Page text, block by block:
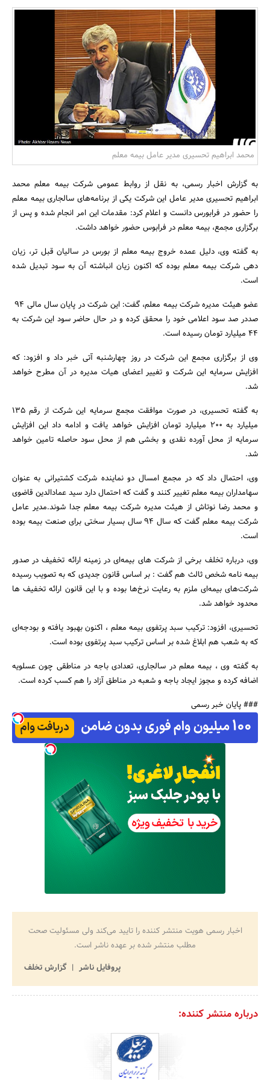
بانک، بیمه و سرمایه
مسکن و ساختمان
محمد ابراهیم تحسیری مدیر عامل بیمه معلم
به گزارش اخبار رسمی، به نقل از روابط عمومی شرکت بیمه معلم محمد
ابراهیم تحسیری مدیر عامل این شرکت یکی از برنامه‌های سالجاری بیمه معلم
را حضور در فرابورس دانست و اعلام کرد: مقدمات این امر انجام شده و پس از
برگزاری مجمع، بیمه معلم در فرابوس حضور خواهد داشت.
به گفته وی، دلیل عمده خروج بیمه معلم از بورس در سالیان قبل تر، زیان
دهی شرکت بیمه معلم بوده که اکنون زیان انباشته آن به سود تبدیل شده
است.
عضو هیئت مدیره شرکت بیمه معلم، گفت: این شرکت در پایان سال مالی 94
صددر صد سود اعلامی خود را محقق کرده و در حال حاضر سود این شرکت به
44 میلیارد تومان رسیده است.
وی از برگزاری مجمع این شرکت در روز چهارشنبه آتی خبر داد و افزود: که
افزایش سرمایه این شرکت و تغییر اعضای هیات مدیره در آن مطرح خواهد
شد.
به گفته تحسیری، در صورت موافقت مجمع سرمایه این شرکت از رقم 135
میلیارد به 200 میلیارد تومان افزایش خواهد یافت و ادامه داد این افزایش
سرمایه از محل آورده نقدی و بخشی هم از محل سود حاصله تامین خواهد
شد.
وی، احتمال داد که در مجمع امسال دو نماینده شرکت کشتیرانی به عنوان
سهامداران بیمه معلم تغییر کنند و گفت که احتمال دارد سید عمادالدین قاضوی
و محمد رضا نوتاش از هیئت مدیره شرکت بیمه معلم جدا ‌شوند.مدیر عامل
شرکت بیمه معلم گفت که سال 94 سال بسیار سختی برای صنعت بیمه بوده
است.
وی، درباره تخلف برخی از شرکت های بیمه‌ای در زمینه ارائه تخفیف در صدور
بیمه نامه شخص ثالث هم گفت : بر اساس قانون جدیدی که به تصویب رسیده
شرکت‌های بیمه‌ای ملزم به رعایت نرخ‌ها بوده و با این قانون ارائه تخفیف ها
محدود خواهد شد.
تحسیری، افزود: ترکیب سبد پرتفوی بیمه معلم ، اکنون بهبود یافته و بودجه‌ای
که به شعب هم ابلاغ شده بر اساس ترکیب سبد پرتفوی بوده است.
به گفته وی ، بیمه معلم در سالجاری، تعدادی باجه در مناطقی چون عسلویه
اضافه کرده و مجوز ایجاد باجه و شعبه در مناطق آزاد را هم کسب کرده است.
### پایان خبر رسمی
اخبار رسمی هویت منتشر کننده را تایید می‌کند ولی مسئولیت صحت
مطلب منتشر شده بر عهده ناشر است.
پروفایل ناشر
گزارش تخلف
درباره منتشر کننده: